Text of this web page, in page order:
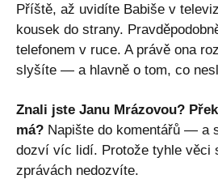
Příště, až uvidíte Babiše v
kousek do strany.
telefonem v ruce. A právě ona
slyšíte — a hlavně o tom, co
Znali jste Janu Mrázovou?
má? Napište do komentářů — a
dozví víc lidí. Protože tyhle věci
zprávách nedozvíte.